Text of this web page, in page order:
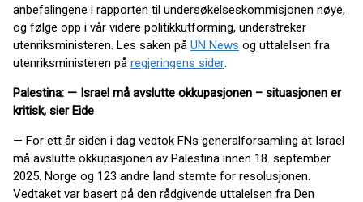
anbefalingene i rapporten til undersøkelseskommisjonen nøye,
og følge opp i vår videre politikkutforming, understreker
utenriksministeren. Les saken på UN News og uttalelsen fra
utenriksministeren på regjeringens sider.
Palestina: — Israel må avslutte okkupasjonen – situasjonen er
kritisk, sier Eide
— For ett år siden i dag vedtok FNs generalforsamling at Israel
må avslutte okkupasjonen av Palestina innen 18. september
2025. Norge og 123 andre land stemte for resolusjonen.
Vedtaket var basert på den rådgivende uttalelsen fra Den